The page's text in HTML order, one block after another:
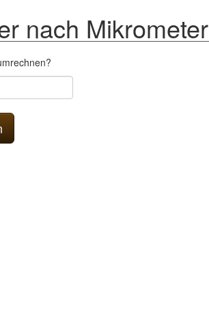
nach Mikrometer